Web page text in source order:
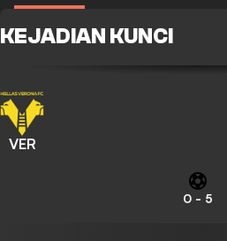
KEJADIAN KUNCI
VER
0 - 5